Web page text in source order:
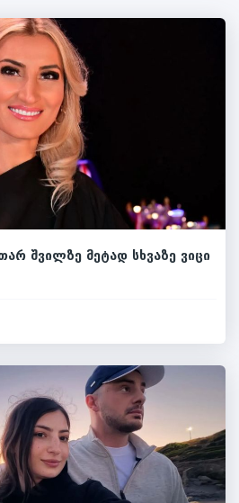
შვილზე მეტად სხვაზე ვიცი